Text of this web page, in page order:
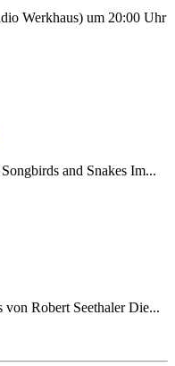
Werkhaus) um 20:00 Uhr
and Snakes Im...
von Robert Seethaler Die...